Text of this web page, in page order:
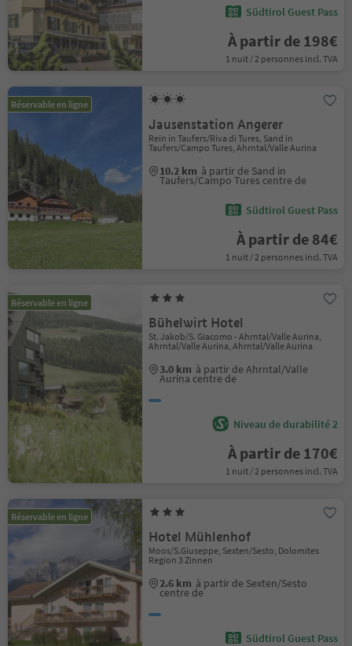
Südtirol Guest Pass
À partir de 198€
1 nuit / 2 personnes incl. TVA
Réservable en ligne
Jausenstation Angerer
Rein in Taufers/Riva di Tures, Sand in
Taufers/Campo Tures, Ahrntal/Valle Aurina
10.2 km à partir de Sand in
Taufers/Campo Tures centre de
Südtirol Guest Pass
À partir de 84€
1 nuit / 2 personnes incl. TVA
Réservable en ligne
Bühelwirt Hotel
St. Jakob/S. Giacomo - Ahrntal/Valle Aurina,
Ahrntal/Valle Aurina, Ahrntal/Valle Aurina
3.0 km à partir de Ahrntal/Valle
Aurina centre de
Niveau de durabilité 2
À partir de 170€
1 nuit / 2 personnes incl. TVA
Réservable en ligne
Hotel Mühlenhof
Moos/S.Giuseppe, Sexten/Sesto, Dolomites
Region 3 Zinnen
2.6 km à partir de Sexten/Sesto
centre de
Südtirol Guest Pass